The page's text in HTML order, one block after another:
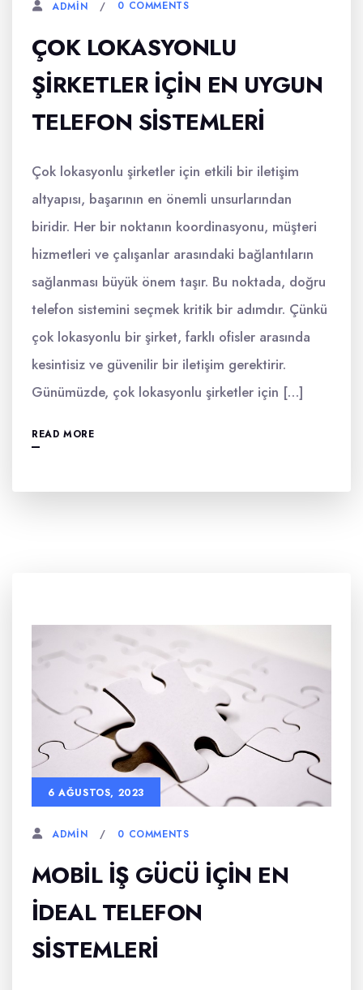
ADMIN 0 COMMENTS
ÇOK LOKASYONLU
ŞIRKETLER İÇIN EN UYGUN
TELEFON SISTEMLERI
Çok lokasyonlu şirketler için etkili bir iletişim
altyapısı, başarının en önemli unsurlarından
biridir. Her bir noktanın koordinasyonu, müşteri
hizmetleri ve çalışanlar arasındaki bağlantıların
sağlanması büyük önem taşır. Bu noktada, doğru
telefon sistemini seçmek kritik bir adımdır. Çünkü
çok lokasyonlu bir şirket, farklı ofisler arasında
kesintisiz ve güvenilir bir iletişim gerektirir.
Günümüzde, çok lokasyonlu şirketler için […]
READ MORE
6 AĞUSTOS, 2023
ADMIN 0 COMMENTS
MOBIL İŞ GÜCÜ İÇIN EN
İDEAL TELEFON
SISTEMLERI